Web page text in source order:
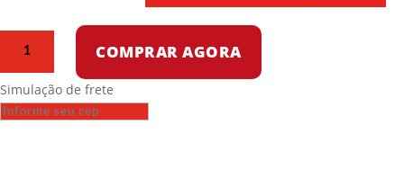
-
Os
COMPRAR AGORA
Simulação de frete